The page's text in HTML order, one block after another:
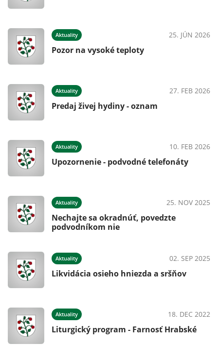
Aktuality 25. JÚN 2026
Pozor na vysoké teploty
Aktuality 27. FEB 2026
Predaj živej hydiny - oznam
Aktuality 10. FEB 2026
Upozornenie - podvodné telefonáty
Aktuality 25. NOV 2025
Nechajte sa okradnúť, povedzte
podvodníkom nie
Aktuality 02. SEP 2025
Likvidácia osieho hniezda a sršňov
Aktuality 18. DEC 2022
Liturgický program - Farnosť Hrabské